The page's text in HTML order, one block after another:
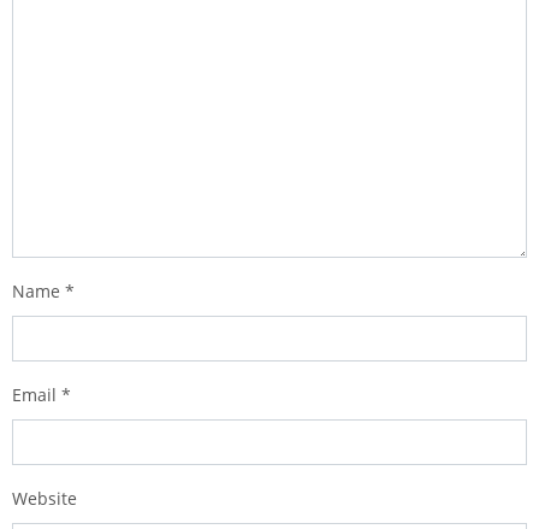
Name *
Email *
Website